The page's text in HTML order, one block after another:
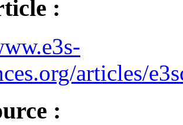
:
articles/
: